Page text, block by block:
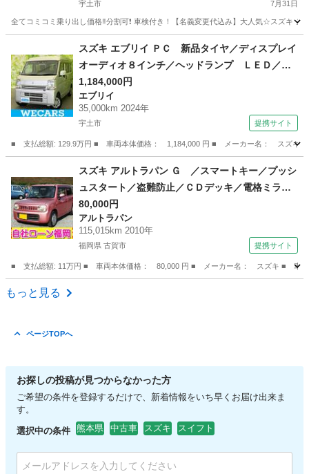
宇土市 7月31日
全てコミコミ乗り出し価格‼️分割可❗️ 車検付き！【名義変更代込み】大人気☆スズキ
ジムニー
スズキ エブリイ ＰＣ 新品タイヤ／ディスプレイ
オーディオ８インチ／ヘッドランプ ＬＥＤ／Ｂ
ｌｕｅｔｏｏｔｈ接続／アイドリングストップ／
バックモニター／エアバッグ 運転席／エアバッ
グ 助手席／パワーウインドウ （車検整備付）
1,184,000円
エブリイ
35,000km 2024年
宇土市 提携サイト
■ 支払総額: 129.9万円 ■ 車両本体価格： 1,184,000 円 ■ メーカー名： スズキ
エブリイ
スズキ アルトラパン Ｇ ／スマートキー／プッシ
ュスタート／盗難防止／ＣＤデッキ／電格ミラー
／タイミングチェーン （検9.7）
80,000円
アルトラパン
115,015km 2010年
福岡県 古賀市 提携サイト
■ 支払総額: 11万円 ■ 車両本体価格： 80,000 円 ■ メーカー名： スズキ ■ 車種
福岡 古賀市
もっと見る
ページTOPへ
お探しの投稿が見つからなかった方
ご希望の条件を登録するだけで、新着情報をいち早くお届け出来ま
す。
選択中の条件 熊本県 中古車 スズキ スイフト